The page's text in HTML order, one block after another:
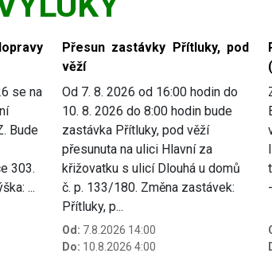
se na
Bude
303.
...
Přesun zastávky Přítluky, pod
věží
Od 7. 8. 2026 od 16:00 hodin do
10. 8. 2026 do 8:00 hodin bude
zastávka Přítluky, pod věží
přesunuta na ulici Hlavní za
křižovatku s ulicí Dlouhá u domů
č. p. 133/180. Změna zastávek:
Přítluky, p...
Od: 7.8.2026 14:00
Do: 10.8.2026 4:00